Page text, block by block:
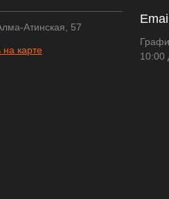
Атинская, 57
на карте
10:00